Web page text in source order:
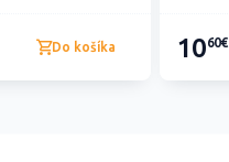
Do košíka 1060€